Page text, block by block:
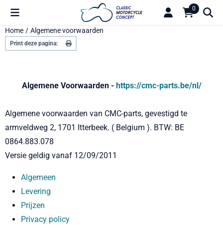
Cookievoorkeuren zijn beschikbaar. Kies instellingen of sta alle
0
Home / Algemene voorwaarden
Print deze pagina:
Algemene Voorwaarden - https://cmc-parts.be/nl/
Algemene voorwaarden van CMC-parts, gevestigd te
armveldweg 2, 1701 Itterbeek. ( Belgium ). BTW: BE
0864.883.078
Versie geldig vanaf 12/09/2011
Algemeen
Levering
Prijzen
Privacy policy